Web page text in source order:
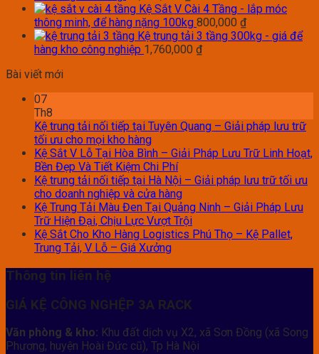
Kệ Sắt V Cài 4 Tầng - lắp móc
thông minh, để hàng nặng 100kg 800,000 ₫
Kệ trung tải 3 tầng 300kg - giá để
hàng kho công nghiệp 1,760,000 ₫
Bài viết mới
07
Th8
Kệ trung tải nối tiếp tại Tuyên Quang – Giải pháp lưu trữ
tối ưu cho mọi kho hàng
Kệ Sắt V Lỗ Tại Hòa Bình – Giải Pháp Lưu Trữ Linh Hoạt,
Bền Đẹp Và Tiết Kiệm Chi Phí
Kệ trung tải nối tiếp tại Hà Nội – Giải pháp lưu trữ tối ưu
cho doanh nghiệp và cửa hàng
Kệ Trung Tải Màu Đen Tại Quảng Ninh – Giải Pháp Lưu
Trữ Hiện Đại, Chịu Lực Vượt Trội
Kệ Sắt Cho Kho Hàng Logistics Phú Thọ – Kệ Pallet,
Trung Tải, V Lỗ – Giá Xưởng
Thông tin liên hệ
GIÁ KỆ CÔNG NGHỆP 3A RACK
Văn phòng & kho: Khu đất dịch vụ X2, xã Sơn Đồng (xã Song
Phương, huyện Hoài Đức cũ), Tp Hà Nội